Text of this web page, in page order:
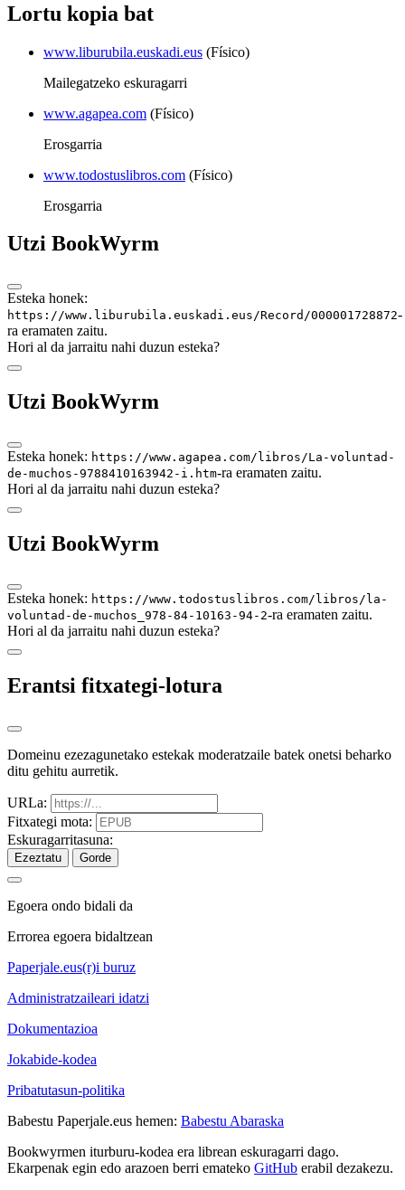
Lortu kopia bat
www.liburubila.euskadi.eus (Físico)
Mailegatzeko eskuragarri
www.agapea.com (Físico)
Erosgarria
www.todostuslibros.com (Físico)
Erosgarria
Utzi BookWyrm
Esteka honek:
https://www.liburubila.euskadi.eus/Record/000001728872-
ra eramaten zaitu.
Hori al da jarraitu nahi duzun esteka?
Utzi BookWyrm
Esteka honek: https://www.agapea.com/libros/La-voluntad-
de-muchos-9788410163942-i.htm-ra eramaten zaitu.
Hori al da jarraitu nahi duzun esteka?
Utzi BookWyrm
Esteka honek: https://www.todostuslibros.com/libros/la-
voluntad-de-muchos_978-84-10163-94-2-ra eramaten zaitu.
Hori al da jarraitu nahi duzun esteka?
Erantsi fitxategi-lotura
Domeinu ezezagunetako estekak moderatzaile batek onetsi beharko
ditu gehitu aurretik.
URLa:
Fitxategi mota:
Eskuragarritasuna:
Ezeztatu Gorde
Egoera ondo bidali da
Errorea egoera bidaltzean
Paperjale.eus(r)i buruz
Administratzaileari idatzi
Dokumentazioa
Jokabide-kodea
Pribatutasun-politika
Babestu Paperjale.eus hemen: Babestu Abaraska
Bookwyrmen iturburu-kodea era librean eskuragarri dago.
Ekarpenak egin edo arazoen berri emateko GitHub erabil dezakezu.